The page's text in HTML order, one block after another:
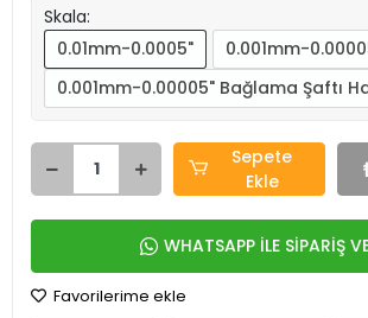
Skala:
0.01mm-0.0005"
0.001mm-
0.001mm-0.00005" Bağlama Şaftı
Sepete
Ekle
WHATSAPP İLE SİPARİŞ
Favorilerime ekle